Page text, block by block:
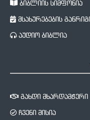
ბიბლიის სიმფონია
მსახურებების განრიგი
აუდიო ბიბლია
გახდი მხარდამჭერი
ჩვენი მისია